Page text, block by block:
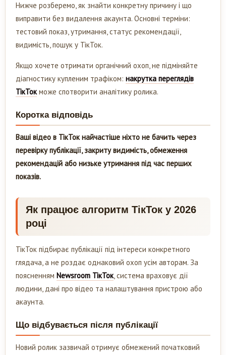
Нижче розберемо, як знайти конкретну причину і що
виправити без видалення акаунта. Основні терміни:
тестовий показ, утримання, статус рекомендації,
видимість, пошук у ТікТок.
Якщо хочете отримати органічний охоп, не підміняйте
діагностику купленим трафіком: накрутка переглядів
ТікТокможе спотворити аналітику ролика.
Коротка відповідь
Ваші відео в ТікТок найчастіше ніхто не бачить через
перевірку публікації, закриту видимість, обмеження
рекомендацій або низьке утримання під час перших
показів.
Як працює алгоритм ТікТок у 2026
році
ТікТок підбирає публікації під інтереси конкретного
глядача, а не роздає однаковий охоп усім авторам. За
поясненням Newsroom ТікТок, система враховує дії
людини, дані про відео та налаштування пристрою або
акаунта.
Що відбувається після публікації
Новий ролик зазвичай отримує обмежений початковий